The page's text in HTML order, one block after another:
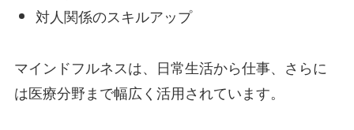
対人関係のスキルアップ
マインドフルネスは、日常生活から仕事、さらに
は医療分野まで幅広く活用されています。